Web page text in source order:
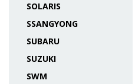
SOLARIS
SSANGYONG
SUBARU
SUZUKI
SWM